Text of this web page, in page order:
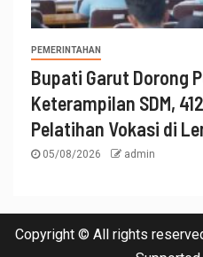
PEMERINTAHAN
Bupati Garut Dorong
Keterampilan SDM,
Pelatihan Vokasi di
05/08/2026 admin
Copyright © All rights